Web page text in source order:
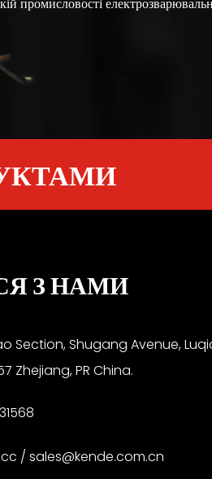
З НАМИ
Section, Shugang Avenue,
Zhejiang, PR China.
/ sales@kende.com.cn